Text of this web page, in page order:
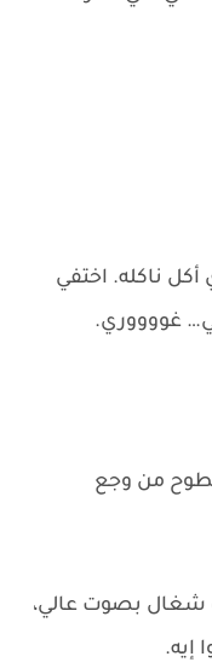
ناكله. اختفي
غووووري.
من وجع
شغال بصوت عالي،